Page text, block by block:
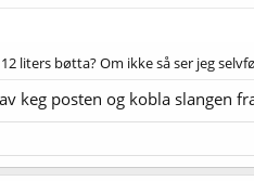
liters bøtta? Om ikke så ser jeg
keg posten og kobla slangen